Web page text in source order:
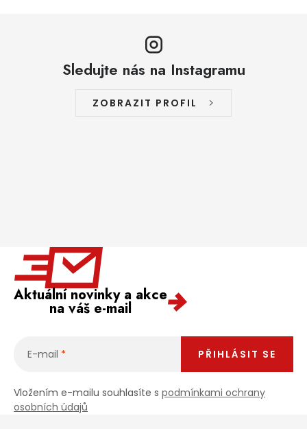
Sledujte nás na Instagramu
ZOBRAZIT PROFIL
Aktuální novinky a akce
na váš e-mail
E-mail
Vložením e-mailu souhlasíte s podmínkami ochrany
osobních údajů
PŘIHLÁSIT SE